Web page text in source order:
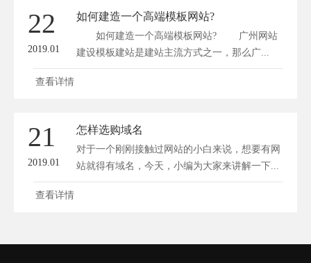
22
2019.01
如何建造一个高端模板网站?
如何建造一个高端模板网站? 广州网站
建设模板建站是建站主流方式之一，那么广...
查看详情
21
2019.01
怎样选购域名
对于一个刚刚接触过网站的小白来说，想要有网
站就得有域名，今天，小编为大家来讲解一下...
查看详情